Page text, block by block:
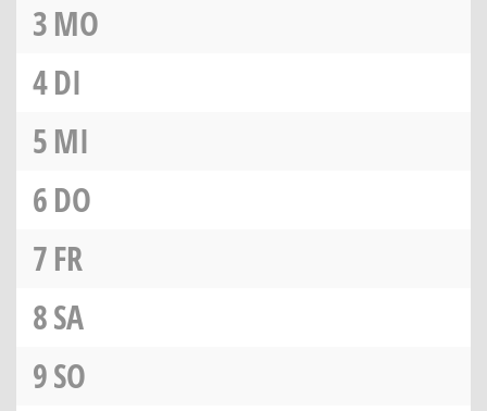
3MO
4DI
5MI
6DO
7FR
8SA
9SO